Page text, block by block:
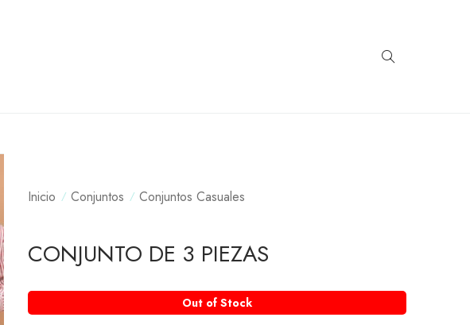
Inicio Conjuntos Conjuntos Casuales
CONJUNTO DE 3 PIEZAS
Out of Stock